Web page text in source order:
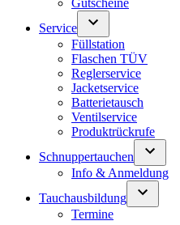
Gutscheine
Service
Füllstation
Flaschen TÜV
Reglerservice
Jacketservice
Batterietausch
Ventilservice
Produktrückrufe
Schnuppertauchen
Info & Anmeldung
Tauchausbildung
Termine